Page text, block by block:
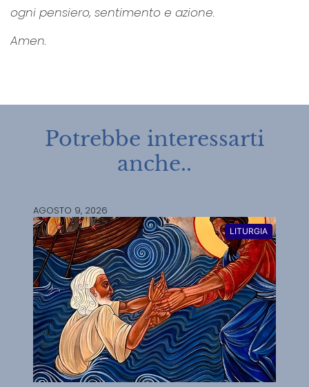
ogni pensiero, sentimento e azione.
Amen.
Potrebbe interessarti
anche..
AGOSTO 9, 2026
LITURGIA